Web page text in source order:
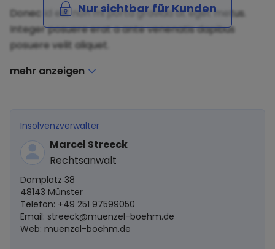
Donec id elit non mi porta gravida at eget metus.
Integer posuere erat a ante venenatis dapibus
posuere velit aliquet.
Nur sichtbar für Kunden
mehr anzeigen
Insolvenzverwalter
Marcel Streeck
Rechtsanwalt
Domplatz 38
48143 Münster
Telefon: +49 251 97599050
Email: streeck@muenzel-boehm.de
Web: muenzel-boehm.de